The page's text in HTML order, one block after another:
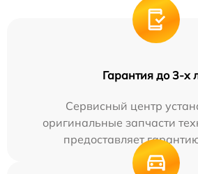
Гарантия до 3-х
Сервисный центр
оригинальные запчасти
предоставляет